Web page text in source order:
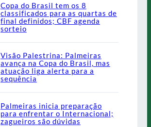
Copa do Brasil tem os 8
classificados para as quartas de
final definidos; CBF agenda
sorteio
Visão Palestrina: Palmeiras
avança na Copa do Brasil, mas
atuação liga alerta para a
sequência
Palmeiras inicia preparação
para enfrentar o Internacional;
zagueiros são dúvidas